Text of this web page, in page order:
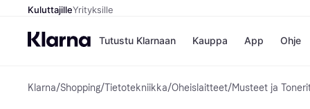
KuluttajilleYrityksille
Tutustu Klarnaan Kauppa
Kaupat
App Ohje
Klarna/Shopping/Tietotekniikka/Oheislaitteet/Musteet ja